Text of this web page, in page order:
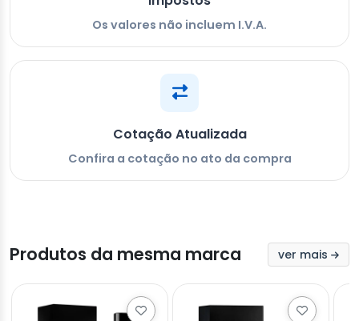
Os valores não incluem I.V.A.
Cotação Atualizada
Confira a cotação no ato da compra
Produtos da mesma marca ver mais